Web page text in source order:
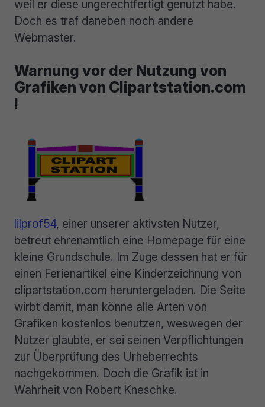
weil er diese ungerechtfertigt genutzt habe.
Doch es traf daneben noch andere
Webmaster.
Warnung vor der Nutzung von
Grafiken von Clipartstation.com
!
lilprof54, einer unserer aktivsten Nutzer,
betreut ehrenamtlich eine Homepage für eine
kleine Grundschule. Im Zuge dessen hat er für
einen Ferienartikel eine Kinderzeichnung von
clipartstation.com heruntergeladen. Die Seite
wirbt damit, man könne alle Arten von
Grafiken kostenlos benutzen, weswegen der
Nutzer glaubte, er sei seinen Verpflichtungen
zur Überprüfung des Urheberrechts
nachgekommen. Doch die Grafik ist in
Wahrheit von Robert Kneschke.